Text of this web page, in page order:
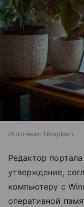
Источник: Unsplash
Редактор
утверждение,
компьютеру с
оперативной